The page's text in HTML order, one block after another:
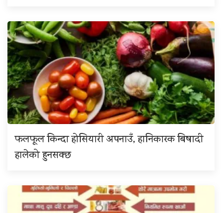
फलफूल किन्दा होसियारी अपनाउँ, हानिकारक बिषादी
हालेको हुनसक्छ